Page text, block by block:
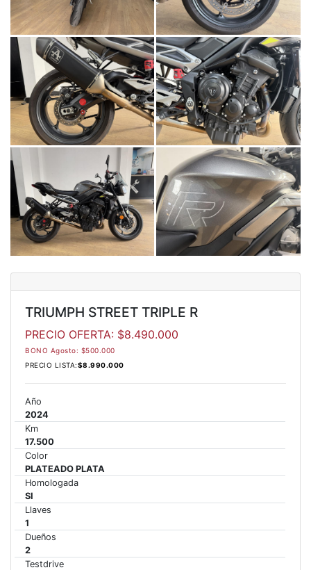
NEW TRIDENT 660
Precio desde $9.090.000
NEWDAYTONA 660
Precio desde $10.590.000
STREET TRIPLE R
Precio desde $11.690.000
Precio desde $12.690.000
RX
Precio desde $15.890.000
MOTO2
STREET TRIPLE 765 MOTO2
RS
NEWSPEED TRIPLE 1200 RS
TRIUMPH STREET TRIPLE R
PRECIO OFERTA: $8.490.000
BONO Agosto: $500.000
PRECIO LISTA:$8.990.000
Año
2024
Km
17.500
Color
PLATEADO PLATA
Homologada
SI
Llaves
1
Dueños
2
Testdrive